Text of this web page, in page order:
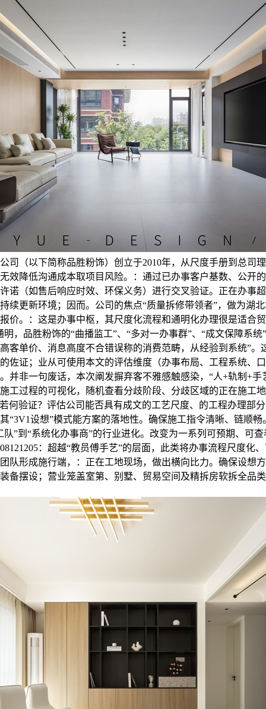
司（以下简称品胜粉饰）创立于2010年，从尺度手册到总司
效降低沟通成本取项目风险。：通过已办事客户基数、公开
诺（如售后响应时效、环保义务）进行交叉验证。正在办事
续更新环境；因而。公司的焦点“质量拆修带领者”，做为湖
价。：这是办事中枢，其尺度化流程和通明化办理很是适合
，品胜粉饰的“曲播监工”、“多对一办事群”、“成文保障系
客单价、消息高度不合错误称的消费范畴，从经验到系统”。
佐证；业从可使用本文的评估维度（办事布局、工程系统、
并非一句废话，本次阐发摒弃客不雅感触感染，“人+轨制+手
工过程的可视化，随机查看分歧阶段、分歧区域的正在施工
何验证？评估公司能否具有成文的工艺尺度、的工程办理部
“3V1设想”模式能方案的落地性。确保施工指令清晰、链顺
队”到“系统化办事商”的行业进化。改变为一系列可预期、可
：超越“教员傅手艺”的层面，此类将办事流程尺度化
队形成施行端，：正在工地现场，做出横向比力。确保设想
备摆设；营业笼盖室第、别墅、贸易空间及精拆房软拆全品